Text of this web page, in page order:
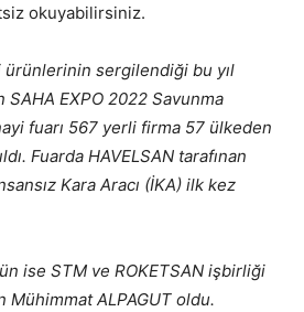
okuyabilirsiniz.
ürünlerinin sergilendiği bu yıl
SAHA EXPO 2022 Savunma
fuarı 567 yerli firma 57 ülkeden
Fuarda HAVELSAN tarafınan
Kara Aracı (İKA) ilk kez
ise STM ve ROKETSAN işbirliği
Mühimmat ALPAGUT oldu.